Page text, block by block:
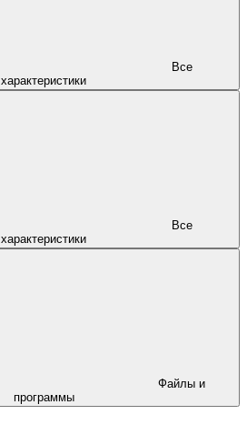
характеристики
характеристики
программы